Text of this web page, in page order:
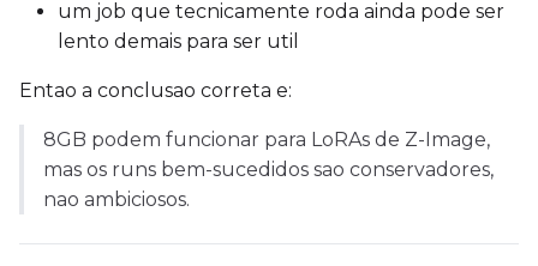
Dataset 1
um job que tecnicamente roda ainda pode ser
lento demais para ser util
Entao a conclusao correta e:
8GB podem funcionar para LoRAs de Z-Image,
mas os runs bem-sucedidos sao conservadores,
nao ambiciosos.